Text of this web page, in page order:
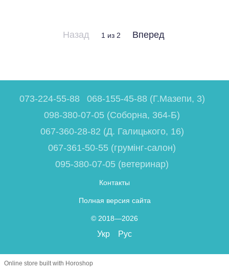
Назад 1 из 2 Вперед
073-224-55-88
068-155-45-88 (Г.Мазепи, 3)
098-380-07-05 (Соборна, 364-Б)
067-360-28-82 (Д. Галицького, 16)
067-361-50-55 (грумінг-салон)
095-380-07-05 (ветеринар)
Контакты
Полная версия сайта
© 2018—2026
Укр Рус
Online store built with Horoshop